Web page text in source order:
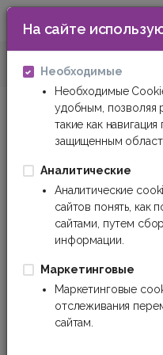
Фильтр
На сайте
Необходимые
Необходимые
удобным, позволяя
такие как
защищенным
Аналитические
Аналитические
сайтов понять, как
сайтами, путем
информации.
Маркетинговые
Маркетинговые
отслеживания
сайтам.